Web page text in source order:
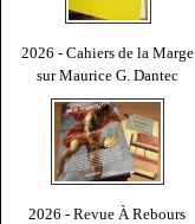
2026 - Cahiers de la Marge
sur Maurice G. Dantec
2026 - Revue À Rebours